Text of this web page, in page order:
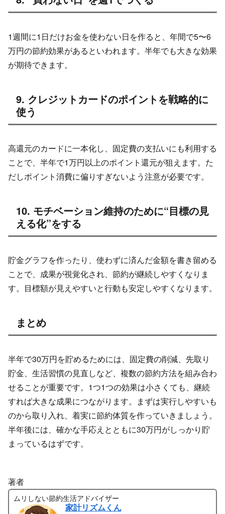
1週間に1日だけお金を使わない日を作ると、年間で5〜6
万円の節約効果があるといわれます。半年でも大きな効果
が期待できます。
9. クレジットカードのポイントを戦略的に
使う
高還元のカードに一本化し、固定費の支払いにも利用する
ことで、半年で1万円以上のポイント還元が狙えます。た
だしポイント消費に偏りすぎないよう注意が必要です。
10. モチベーション維持のために“目標の見
える化”をする
貯金グラフを作ったり、使わずに済んだ金額を書き留める
ことで、成果が視覚化され、節約が継続しやすくなりま
す。目標額が見えやすいと行動も安定しやすくなります。
まとめ
半年で30万円を貯めるためには、固定費の削減、先取り
貯金、生活習慣の見直しなど、複数の節約方法を組み合わ
せることが重要です。1つ1つの効果は小さくても、継続
すれば大きな成果につながります。まずは実行しやすいも
のから取り入れ、着実に節約体質を作っていきましょう。
半年後には、確かな手応えとともに30万円がしっかり貯
まっているはずです。
著者
ムリしない節約生活アドバイザー
家計リズムくん